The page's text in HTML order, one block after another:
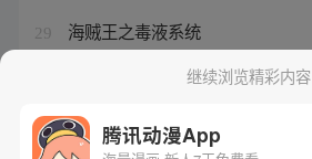
29 海贼王之毒液系统
一人之下 张楚岚配音继续浏览精彩内容
腾讯动漫App